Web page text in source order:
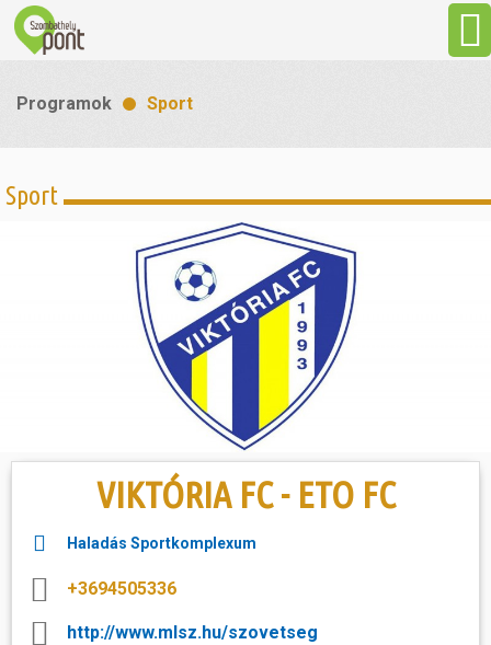
Látnivalók
Gasztronómia
Szabadidő
Hasznos
Programok Sport
Sport
VIKTÓRIA FC - ETO FC
Haladás Sportkomplexum
+3694505336
http://www.mlsz.hu/szovetseg